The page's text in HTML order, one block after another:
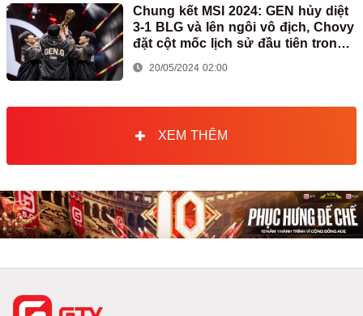
Chung kết MSI 2024: GEN hủy diệt
3-1 BLG và lên ngôi vô địch, Chovy
đặt cột mốc lịch sử đầu tiên trong
sự nghiệp
20/05/2024 02:00
XEM THÊM